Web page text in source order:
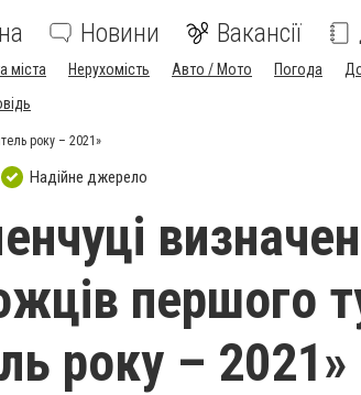
Новини Вакансії
міста Нерухомість Авто / Мото Погода
року – 2021»
Надійне джерело
першого
року – 2021»